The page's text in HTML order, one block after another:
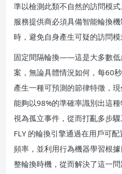
準以檢測此類不自然的訪問模
服務提供商必須具備智能輪換
時，避免自身產生可疑的訪問模
固定間隔輪換——這是大多數低
案，無論具體情況如何，每60
產生一種可預測的節律特徵，
能夠以98%的準確率識別出這
視為孤立事件，從而打亂多步
FLY 的輪換引擎通過在用戶可
頻率，並利用行為機器學習根
整輪換時機，從而解決了這一問